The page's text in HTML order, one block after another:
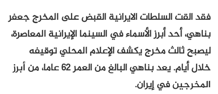
فقد القت السلطات الايرانية القبض على المخرج جعفر
بناهي، أحد أبرز الأسماء في السينما الإيرانية المعاصرة،
ليصبح ثالث مخرج يكشف الإعلام المحلي توقيفه
خلال أيام. يعد بناهي البالغ من العمر 62 عاما، من
أبرز
المخرجينفي إيران.